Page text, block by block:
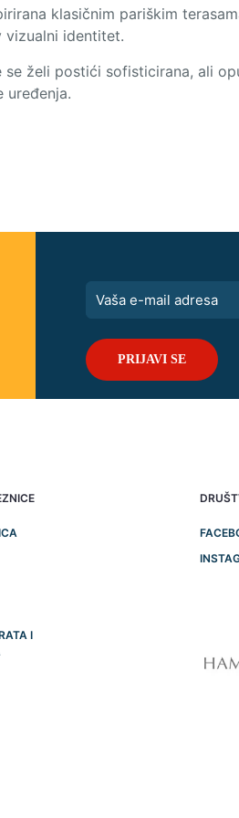
klasičnim pariškim
vizualni identitet.
želi postići sofisticirana, ali
uređenja.
I